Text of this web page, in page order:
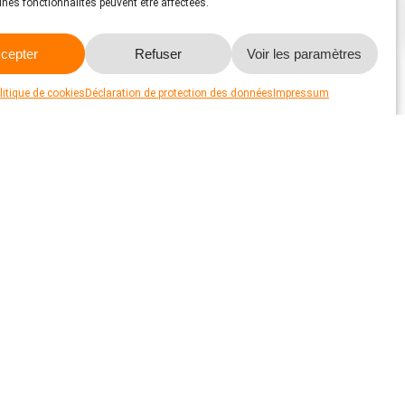
fonctionnalités peuvent être affectées.
Refuser Voir les paramètres
de cookies Déclaration de protection des données Impressum